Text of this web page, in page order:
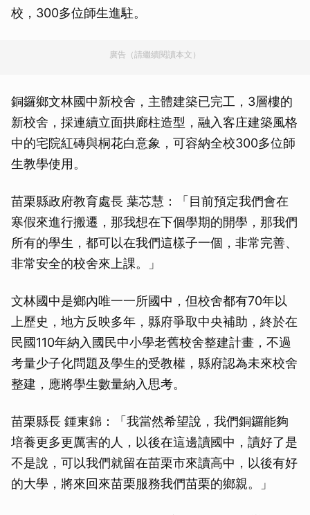
校，300多位師生進駐。
廣告（請繼續閱讀本文）
銅鑼鄉文林國中新校舍，主體建築已完工，3層樓的
新校舍，採連續立面拱廊柱造型，融入客庄建築風格
中的宅院紅磚與桐花白意象，可容納全校300多位師
生教學使用。
苗栗縣政府教育處長 葉芯慧：「目前預定我們會在
寒假來進行搬遷，那我想在下個學期的開學，那我們
所有的學生，都可以在我們這樣子一個，非常完善、
非常安全的校舍來上課。」
文林國中是鄉內唯一一所國中，但校舍都有70年以
上歷史，地方反映多年，縣府爭取中央補助，終於在
民國110年納入國民中小學老舊校舍整建計畫，不過
考量少子化問題及學生的受教權，縣府認為未來校舍
整建，應將學生數量納入思考。
苗栗縣長 鍾東錦：「我當然希望說，我們銅鑼能夠
培養更多更厲害的人，以後在這邊讀國中，讀好了是
不是說，可以我們就留在苗栗市來讀高中，以後有好
的大學，將來回來苗栗服務我們苗栗的鄉親。」